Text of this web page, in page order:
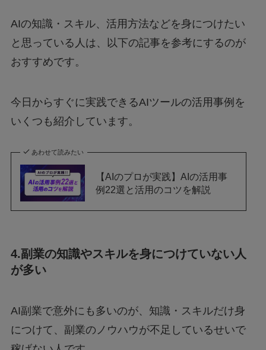
AIの知識・スキル、活用方法などを身につけたい
と思っている人は、以下の記事を参考にするのが
おすすめです。
今日からすぐに実践できるAIツールの活用事例を
いくつも紹介しています。
あわせて読みたい
【AIのプロが実践】AIの活用事
例22選と活用のコツを解説
4.副業の知識やスキルを身につけていない人
が多い
AI副業で意外にも多いのが、知識・スキルだけ身
につけて、副業のノウハウが不足しているせいで